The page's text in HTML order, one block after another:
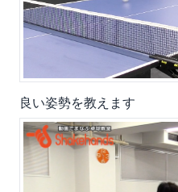
良い姿勢を教えます